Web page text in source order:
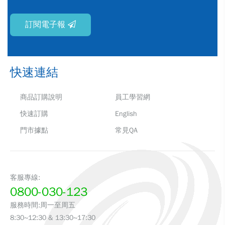
訂閱電子報
快速連結
商品訂購說明
快速訂購
門市據點
員工學習網
English
常見QA
客服專線:
0800-030-123
服務時間:周一至周五
8:30~12:30 & 13:30~17:30